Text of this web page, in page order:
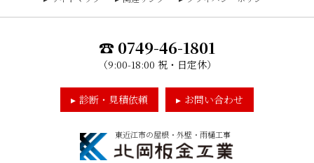
0749-46-1801
（9:00-18:00 祝・日定休）
診断・見積依頼 お問い合わせ
東近江市の屋根・外壁・雨樋工事